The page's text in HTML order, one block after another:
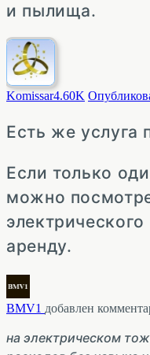
и пылища.
Komissar4.60K
Есть же услуга
Если только
можно
аренду.
BMV1 добавлен
на электрическом